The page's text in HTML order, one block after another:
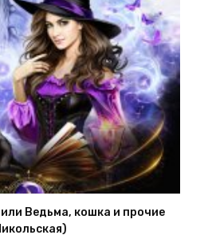
Ведьма, кошка и прочие